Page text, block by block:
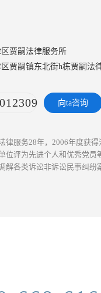
贾嗣法律服务所
贾嗣镇东北街h栋贾嗣法
向ta咨询
律服务28年，2006年度获得
评为先进个人和优秀党员
解各类诉讼非诉讼民事纠纷